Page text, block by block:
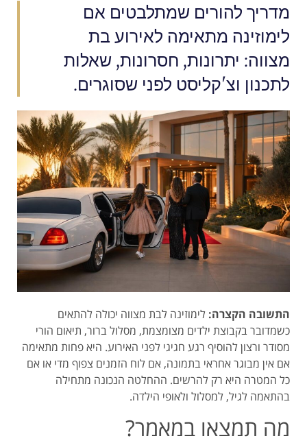
מדריך להורים שמתלבטים אם
לימוזינה מתאימה לאירוע בת
מצווה: יתרונות, חסרונות, שאלות
לתכנון וצ'קליסט לפני שסוגרים.
התשובה הקצרה: לימוזינה לבת מצווה יכולה להתאים
כשמדובר בקבוצת ילדים מצומצמת, מסלול ברור, תיאום הורי
מסודר ורצון להוסיף רגע חגיגי לפני האירוע. היא פחות מתאימה
אם אין מבוגר אחראי בתמונה, אם לוח הזמנים צפוף מדי או אם
כל המטרה היא רק להרשים. ההחלטה הנכונה מתחילה
בהתאמה לגיל, למסלול ולאופי הילדה.
מה תמצאו במאמר?